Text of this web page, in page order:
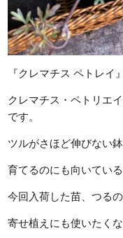
『クレマチス ペトレイ』
クレマチス・ペトリエ
です。
ツルがさほど伸びない
育てるのにも向いてい
今回入荷した苗、つる
寄せ植えにも使いたく